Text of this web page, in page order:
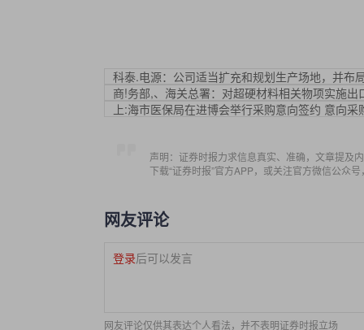
科泰.电源：公司适当扩充和规划生产场地，并布
商!务部,、海关总署：对超硬材料相关物项实施出
上:海市医保局在进博会举行采购意向签约 意向
声明：证券时报力求信息真实、准确，文章提及
下载“证券时报”官方APP，或关注官方微信公众
网友评论
登录后可以发言
网友评论仅供其表达个人看法，并不表明证券时报立场